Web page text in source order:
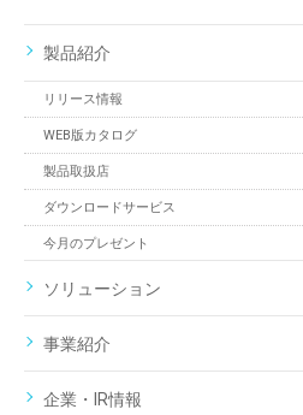
製品紹介
リリース情報
WEB版カタログ
製品取扱店
ダウンロードサービス
今月のプレゼント
ソリューション
事業紹介
企業・IR情報